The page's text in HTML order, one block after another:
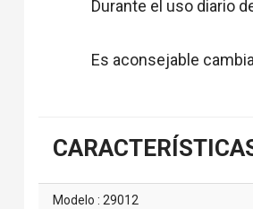
Durante el uso diario
Es aconsejable
Modelo : 29012